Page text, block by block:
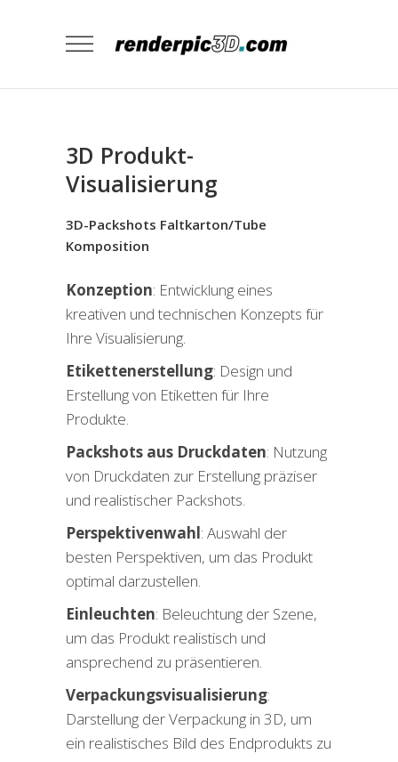
3D Produkt-
Visualisierung
3D-Packshots Faltkarton/Tube
Komposition
Konzeption: Entwicklung eines
kreativen und technischen Konzepts für
Ihre Visualisierung.
Etikettenerstellung: Design und
Erstellung von Etiketten für Ihre
Produkte.
Packshots aus Druckdaten: Nutzung
von Druckdaten zur Erstellung präziser
und realistischer Packshots.
Perspektivenwahl: Auswahl der
besten Perspektiven, um das Produkt
optimal darzustellen.
Einleuchten: Beleuchtung der Szene,
um das Produkt realistisch und
ansprechend zu präsentieren.
Verpackungsvisualisierung:
Darstellung der Verpackung in 3D, um
ein realistisches Bild des Endprodukts zu